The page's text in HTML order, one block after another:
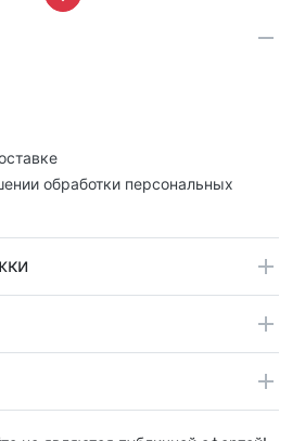
обработки персональных